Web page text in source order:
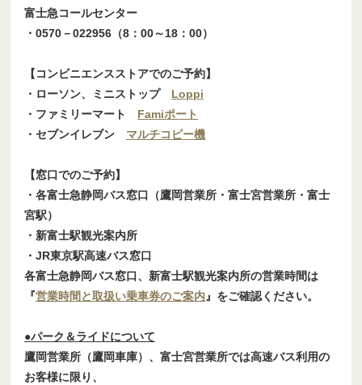
富士急コールセンター
・0570－022956（8：00～18：00）
【コンビニエンスストアでのご予約】
・ローソン、ミニストップ Loppi
・ファミリーマート Famiポート
・セブンイレブン マルチコピー機
【窓口でのご予約】
・各富士急静岡バス窓口（鷹岡営業所・富士宮営業所・富士
宮駅）
・新富士駅観光案内所
・JR東京駅高速バス窓口
各富士急静岡バス窓口、新富士駅観光案内所の営業時間は
『営業時間と取扱い乗車券のご案内』をご確認ください。
●パーク＆ライドについて
鷹岡営業所（鷹岡車庫）、富士宮営業所では高速バス利用の
お客様に限り、